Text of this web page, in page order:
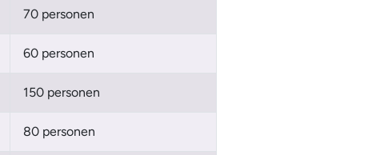
70 personen
60 personen
150 personen
80 personen